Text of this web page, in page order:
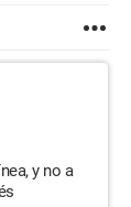
y no a